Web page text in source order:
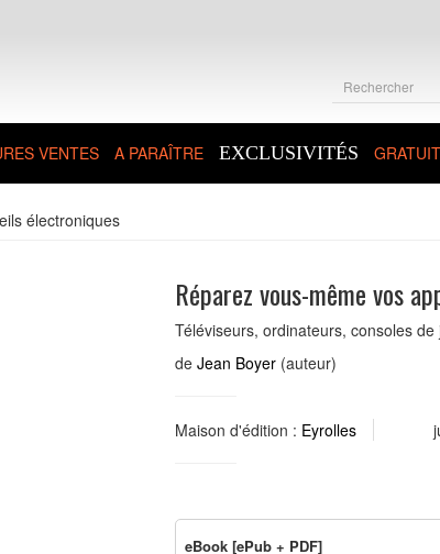
VENTES A PARAÎTRE EXCLUSIVITÉS
électroniques
Réparez vous-même vos
Téléviseurs, ordinateurs, consoles
de Jean Boyer (auteur)
Maison d'édition : Eyrolles
eBook [ePub + PDF]